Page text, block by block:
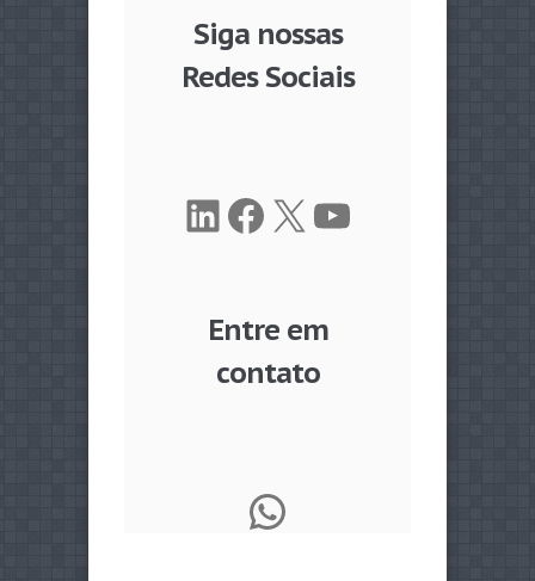
Siga nossas
Redes Sociais
LinkedIn
Facebook
X Youtube
Entre em
contato
WhatsApp